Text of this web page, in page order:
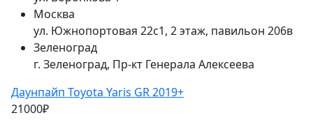
Москва
ул. Южнопортовая 22с1, 2 этаж, павильон 206в
Зеленоград
г. Зеленоград, Пр-кт Генерала Алексеева
Даунпайп Toyota Yaris GR 2019+
21000₽